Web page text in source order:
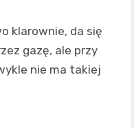
klarownie, da się
gazę, ale przy
nie ma takiej